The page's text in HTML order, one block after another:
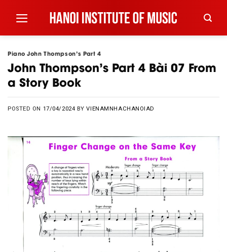
Piano John Thompson's Part 4
John Thompson’s Part 4 Bài 07 From
a Story Book
POSTED ON 17/04/2024 BYVIENAMNHACHANOIAD